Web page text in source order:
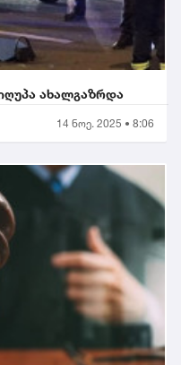
ახალგაზრდა
14 ნოე. 2025 • 8:06